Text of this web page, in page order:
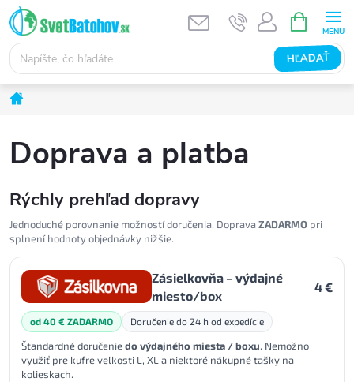
Prejsť
na
obsah
HĽADAŤ
KOŠÍK
Domov
Doprava a platba
Rýchly prehľad dopravy
Jednoduché porovnanie možností doručenia. DopravaZADARMO pri
splnení hodnoty objednávky nižšie.
Zásielkovňa – výdajné
miesto/box
4 €
od 40 € ZADARMO Doručenie do 24 h od expedície
Štandardné doručeniedo výdajného miesta / boxu. Nemožno
využiť pre kufre veľkosti L, XL a niektoré nákupné tašky na
kolieskach.